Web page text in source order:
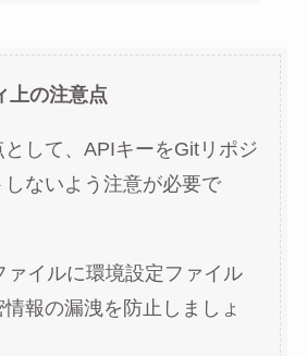
上の注意点
して、APIキーをGitリポジ
しないよう注意が必要で
ァイルに環境設定ファイル
報の漏洩を防止しましょ